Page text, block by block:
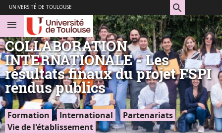
au
contenu
directs
UNIVERSITÉ DE TOULOUSE
COLLABORATION
INTERNATIONALE - Les
résultats finaux du projet FSPI
rendus publics
Formation International
Partenariats
Vie de l'établissement